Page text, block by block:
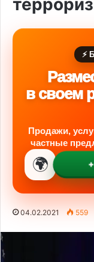
⚡
в своем
Продажи,
частные
🌍
04.02.2021 559